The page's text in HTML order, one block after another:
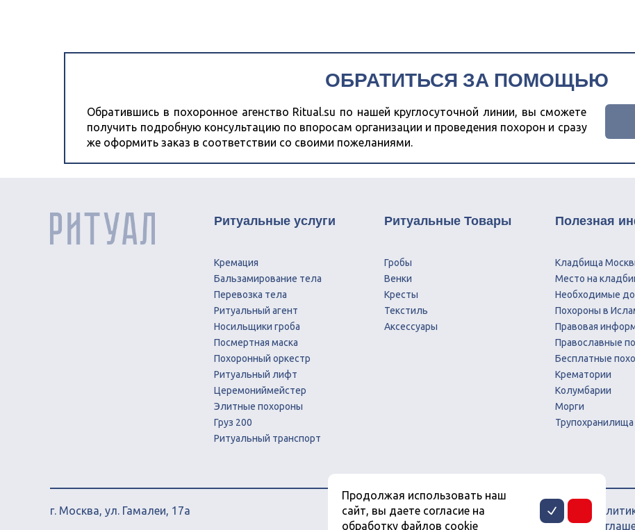
ОБРАТИТЬСЯ ЗА ПОМОЩЬЮ
Обратившись в похоронное агенство Ritual.su по нашей круглосуточной линии, вы сможете
получить подробную консультацию по впоросам организации и проведения похорон и сразу
же оформить заказ в соответствии со своими пожеланиями.
Продолжая использовать наш
сайт, вы даете согласие на
обработку файлов cookie
Ритуальные услуги
Кремация
Бальзамирование тела
Перевозка тела
Ритуальный агент
Носильщики гроба
Посмертная маска
Похоронный оркестр
Ритуальный лифт
Церемониймейстер
Элитные похороны
Груз 200
Ритуальный транспорт
Ритуальные Товары
Гробы
Венки
Кресты
Текстиль
Аксессуары
Полезная
Кладбища
Место на
Необходимые
Похороны в
Правовая
Православные
Бесплатные
Крематории
Колумбарии
Морги
Трупохранилища
г. Москва, ул. Гамалеи, 17а